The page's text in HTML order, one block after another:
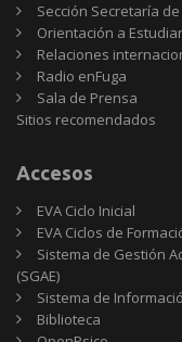
Sección Secretaría
Orientación a
Relaciones
Radio enFuga
Sala de Prensa
Sitios
Sitios recomendados
Accesos
EVA Ciclo Inicial
EVA Ciclos de
Sistema de Gestión
(SGAE)
Sistema de
Biblioteca